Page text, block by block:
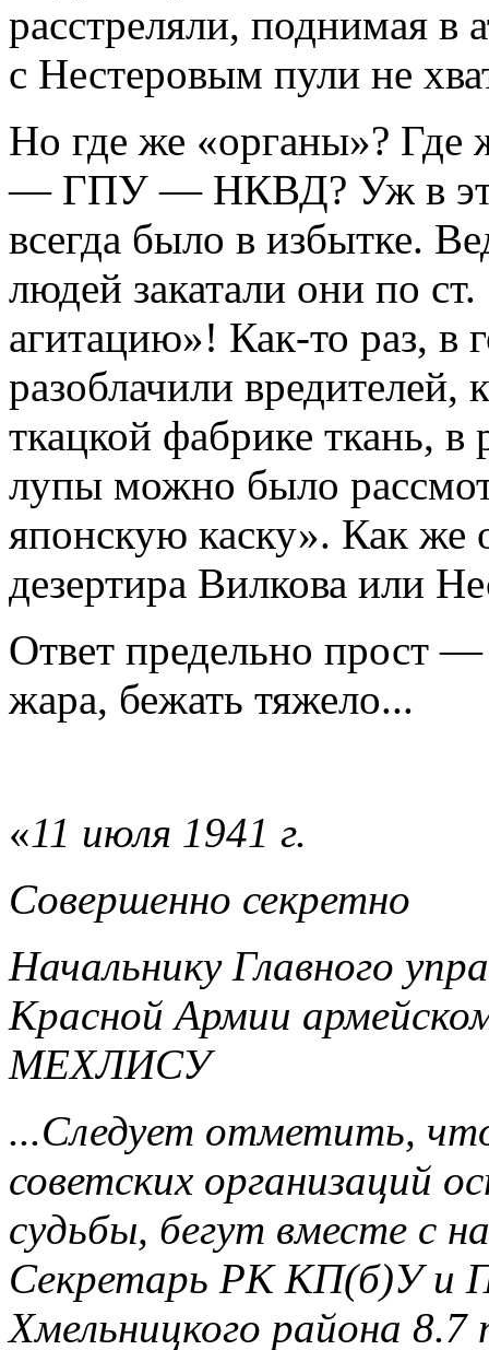
расстреляли, поднимая в
с Нестеровым пули не
Но где же «органы»? Где
— ГПУ — НКВД? Уж в
всегда было в избытке.
людей закатали они по
агитацию»! Как-то раз, в
разоблачили
ткацкой фабрике ткань,
лупы можно было
японскую каску». Как же
дезертира Вилкова или
Ответ предельно прост —
жара, бежать тяжело...
«11 июля 1941 г.
Совершенно секретно
Начальнику Главного
Красной Армии
МЕХЛИСУ
...Следует отметить,
советских организаций
судьбы, бегут вместе с
Секретарь РК КП(б)У и
Хмельницкого района